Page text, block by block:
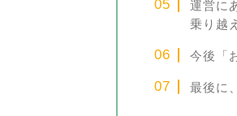
運営に
乗り越
今後「
最後に